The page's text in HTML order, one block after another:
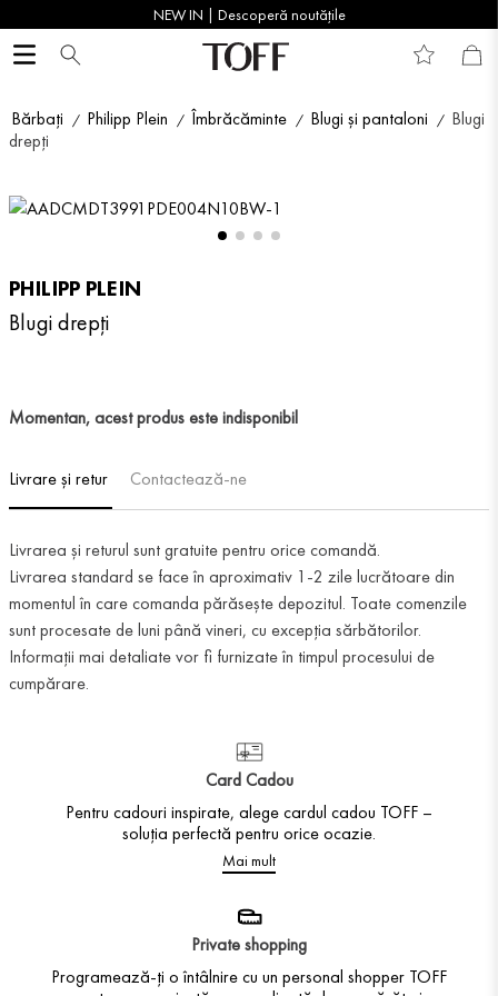
NEW IN | Descoperă noutățile
Bărbați Philipp Plein Îmbrăcăminte Blugi și pantaloni
Blugi
drepți
PHILIPP PLEIN
Blugi drepți
Momentan, acest produs este indisponibil
Livrare și retur Contactează-ne
Livrarea și returul sunt gratuite pentru orice comandă.
Livrarea standard se face în aproximativ 1-2 zile lucrătoare din
momentul în care comanda părăsește depozitul. Toate comenzile
sunt procesate de luni până vineri, cu excepția sărbătorilor.
Informații mai detaliate vor fi furnizate în timpul procesului de
cumpărare.
Card Cadou
Pentru cadouri inspirate, alege cardul cadou TOFF –
soluția perfectă pentru orice ocazie.
Mai mult
Private shopping
Programează-ți o întâlnire cu un personal shopper TOFF